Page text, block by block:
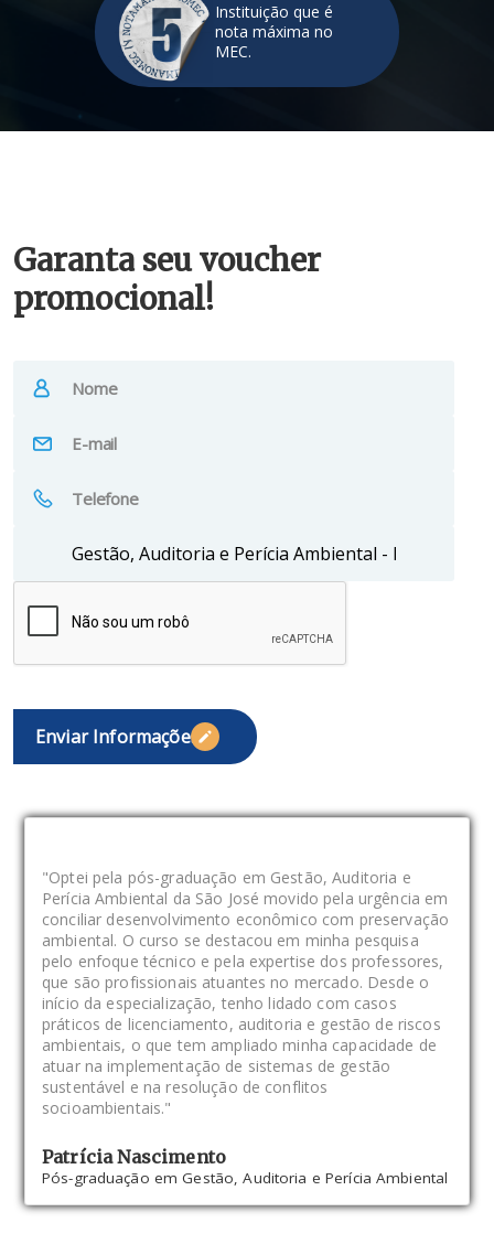
Instituição que é
nota máxima no
MEC.
"Optei pela pós-graduação em Gestão, Auditoria e
Perícia Ambiental da São José movido pela urgência em
conciliar desenvolvimento econômico com preservação
ambiental. O curso se destacou em minha pesquisa
pelo enfoque técnico e pela expertise dos professores,
que são profissionais atuantes no mercado. Desde o
início da especialização, tenho lidado com casos
práticos de licenciamento, auditoria e gestão de riscos
ambientais, o que tem ampliado minha capacidade de
atuar na implementação de sistemas de gestão
sustentável e na resolução de conflitos
socioambientais."
Patrícia Nascimento
Pós-graduação em Gestão, Auditoria e Perícia Ambiental
Garanta seu voucher
promocional!